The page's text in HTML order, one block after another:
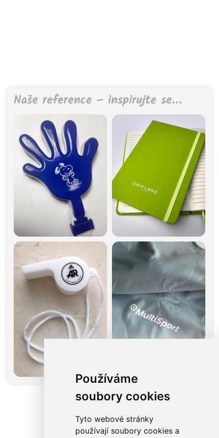
Používáme
soubory cookies
Tyto webové stránky
používají soubory cookies a
Naše reference – inspirujte se…